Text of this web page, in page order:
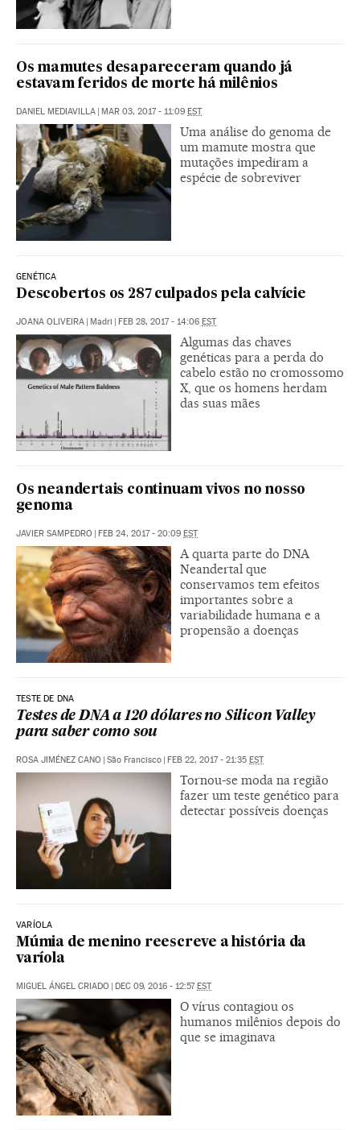
Os mamutes desapareceram quando já
estavam feridos de morte há milênios
DANIEL MEDIAVILLA MAR 03, 2017 - 11:09 EST
Uma análise do genoma de
um mamute mostra que
mutações impediram a
espécie de sobreviver
GENÉTICA
Descobertos os 287 culpados pela calvície
JOANA OLIVEIRA Madri FEB 28, 2017 - 14:06 EST
Algumas das chaves
genéticas para a perda do
cabelo estão no cromossomo
X, que os homens herdam
das suas mães
Os neandertais continuam vivos no nosso
genoma
JAVIER SAMPEDRO FEB 24, 2017 - 20:09 EST
A quarta parte do DNA
Neandertal que
conservamos tem efeitos
importantes sobre a
variabilidade humana e a
propensão a doenças
TESTE DE DNA
Testes de DNA a 120 dólares no Silicon Valley
para saber como sou
ROSA JIMÉNEZ CANO São Francisco FEB 22, 2017 - 21:35 EST
Tornou-se moda na região
fazer um teste genético para
detectar possíveis doenças
VARÍOLA
Múmia de menino reescreve a história da
varíola
MIGUEL ÁNGEL CRIADO DEC 09, 2016 - 12:57 EST
O vírus contagiou os
humanos milênios depois do
que se imaginava